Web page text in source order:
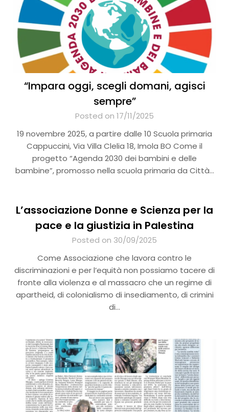
“Impara oggi, scegli domani, agisci
sempre”
Posted on 17/11/2025
19 novembre 2025, a partire dalle 10 Scuola primaria
Cappuccini, Via Villa Clelia 18, Imola BO Come il
progetto “Agenda 2030 dei bambini e delle
bambine”, promosso nella scuola primaria da Città…
L’associazione Donne e Scienza per la
pace e la giustizia in Palestina
Posted on 30/09/2025
Come Associazione che lavora contro le
discriminazioni e per l’equità non possiamo tacere di
fronte alla violenza e al massacro che un regime di
apartheid, di colonialismo di insediamento, di crimini
di…